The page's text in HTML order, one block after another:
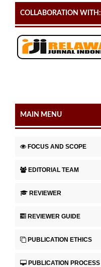
COLLABORATION WITH:
MAIN MENU
FOCUS AND SCOPE
EDITORIAL TEAM
REVIEWER
REVIEWER GUIDE
PUBLICATION ETHICS
PUBLICATION PROCESS